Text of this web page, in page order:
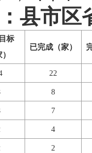
县市区
标
已完成（家）
22
8
7
4
2